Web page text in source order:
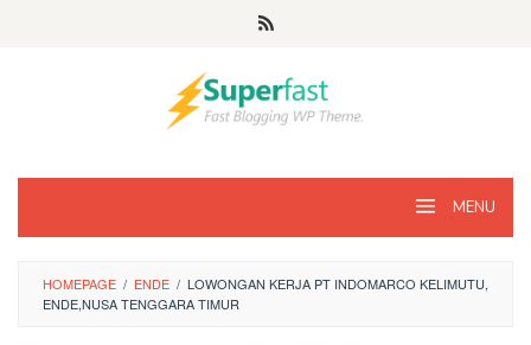
MENU
HOMEPAGE / ENDE / LOWONGAN KERJA PT INDOMARCO KELIMUTU,
ENDE,NUSA TENGGARA TIMUR